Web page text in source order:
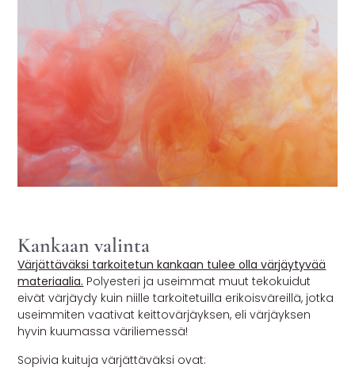
USEIN KYSYTTYÄ
OTA YHTEYTTÄ
Kankaan valinta
Värjättäväksi tarkoitetun kankaan tulee olla värjäytyvää
materiaalia. Polyesteri ja useimmat muut tekokuidut
eivät värjäydy kuin niille tarkoitetuilla erikoisväreillä, jotka
useimmiten vaativat keittovärjäyksen, eli värjäyksen
hyvin kuumassa väriliemessä!
Sopivia kuituja värjättäväksi ovat: